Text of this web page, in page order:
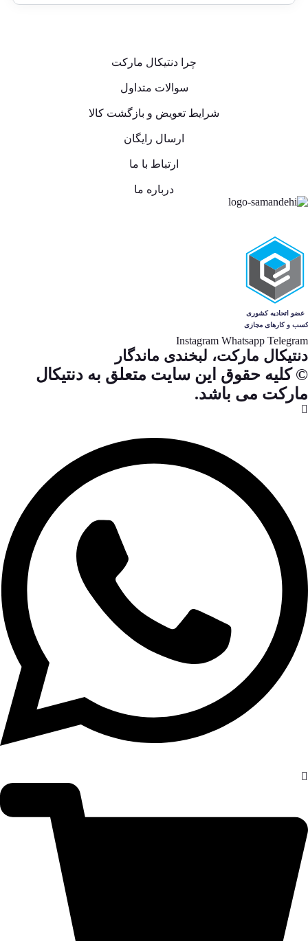
چرا دنتیکال مارکت
سوالات متداول
شرایط تعویض و بازگشت کالا
ارسال رایگان
ارتباط با ما
درباره ما
Telegram
Whatsapp
Instagram
دنتیکال مارکت، لبخندی ماندگار
© کلیه حقوق این سایت متعلق به دنتیکال
مارکت می باشد.